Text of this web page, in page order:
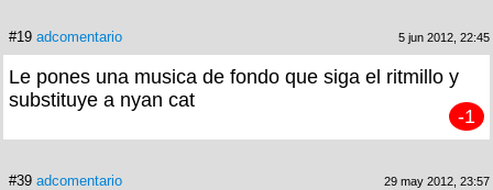
#19 adcomentario 5 jun 2012, 22:45
Le pones una musica de fondo que siga el ritmillo y
substituye a nyan cat
-1
#39 adcomentario 29 may 2012, 23:57